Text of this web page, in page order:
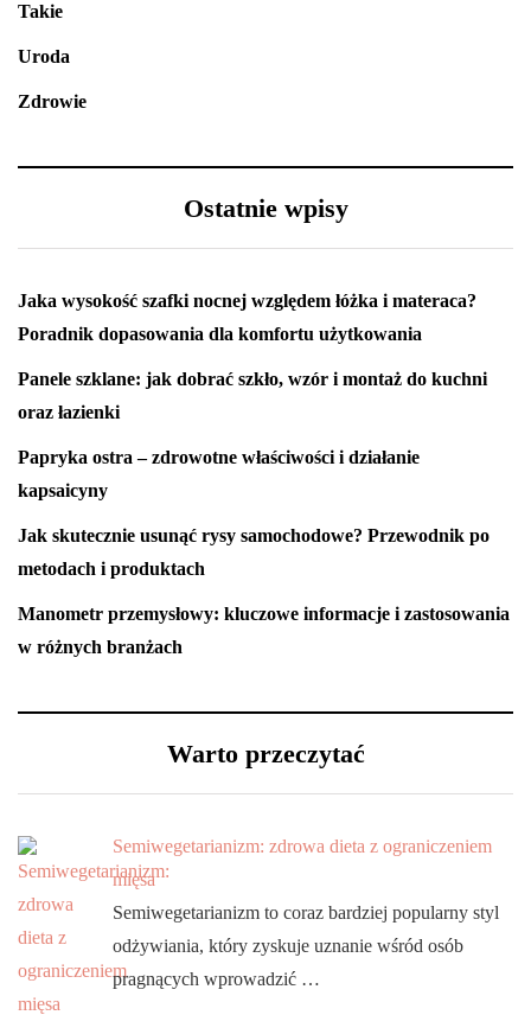
Takie
Uroda
Zdrowie
Ostatnie wpisy
Jaka wysokość szafki nocnej względem łóżka i materaca?
Poradnik dopasowania dla komfortu użytkowania
Panele szklane: jak dobrać szkło, wzór i montaż do kuchni
oraz łazienki
Papryka ostra – zdrowotne właściwości i działanie
kapsaicyny
Jak skutecznie usunąć rysy samochodowe? Przewodnik po
metodach i produktach
Manometr przemysłowy: kluczowe informacje i zastosowania
w różnych branżach
Warto przeczytać
Semiwegetarianizm: zdrowa dieta z ograniczeniem
mięsa
Semiwegetarianizm to coraz bardziej popularny styl
odżywiania, który zyskuje uznanie wśród osób
pragnących wprowadzić …